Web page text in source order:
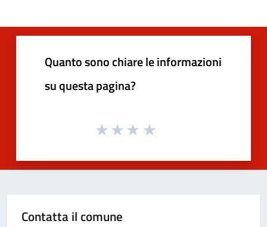
Quanto sono chiare le informazioni
su questa pagina?
Contatta il comune